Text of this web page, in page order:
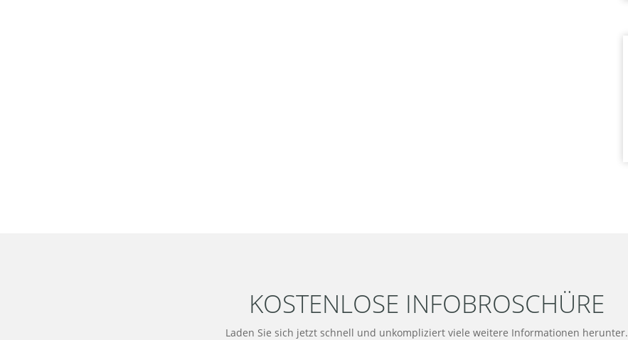
KOSTENLOSE INFOBROSCHÜRE
Laden Sie sich jetzt schnell und unkompliziert viele weitere Informationen herunter.